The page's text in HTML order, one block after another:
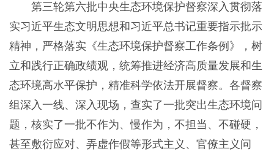
第三轮第六批中央生态环境保护督察深入贯彻落
实习近平生态文明思想和习近平总书记重要指示批示
精神，严格落实《生态环境保护督察工作条例》，树
立和践行正确政绩观，统筹推进经济高质量发展和生
态环境高水平保护，精准科学依法开展督察。各督察
组深入一线、深入现场，查实了一批突出生态环境问
题，核实了一批不作为、慢作为，不担当、不碰硬，
甚至敷衍应对、弄虚作假等形式主义、官僚主义问